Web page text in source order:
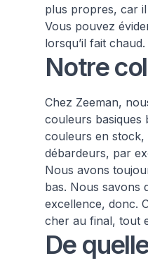
plus propres, car
Vous pouvez
lorsqu’il fait
Notre
Chez Zeeman,
couleurs basiques
couleurs en stock,
débardeurs, par
Nous avons
bas. Nous savons
excellence, donc.
cher au final, tout
De